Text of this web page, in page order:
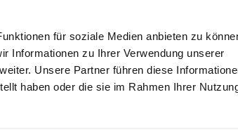
für soziale Medien anbieten zu
Informationen zu Ihrer Verwendung unserer
Unsere Partner führen diese
haben oder die sie im Rahmen Ihrer
der Kunsttheorie E.T.A.
damit verbunden ein Vergleich der